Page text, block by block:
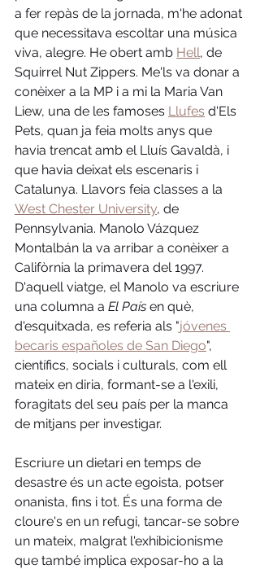
a fer repàs de la jornada, m'he adonat
que necessitava escoltar una música
viva, alegre. He obert amb Hell, de
Squirrel Nut Zippers. Me'ls va donar a
conèixer a la MP i a mi la Maria Van
Liew, una de les famoses Llufes d'Els
Pets, quan ja feia molts anys que
havia trencat amb el Lluís Gavaldà, i
que havia deixat els escenaris i
Catalunya. Llavors feia classes a la
West Chester University, de
Pennsylvania. Manolo Vázquez
Montalbán la va arribar a conèixer a
Califòrnia la primavera del 1997.
D'aquell viatge, el Manolo va escriure
una columna a El País en què,
d'esquitxada, es referia als "jóvenes
becaris españoles de San Diego",
científics, socials i culturals, com ell
mateix en diria, formant-se a l'exili,
foragitats del seu país per la manca
de mitjans per investigar.
Escriure un dietari en temps de
desastre és un acte egoista, potser
onanista, fins i tot. És una forma de
cloure's en un refugi, tancar-se sobre
un mateix, malgrat l'exhibicionisme
que també implica exposar-ho a la